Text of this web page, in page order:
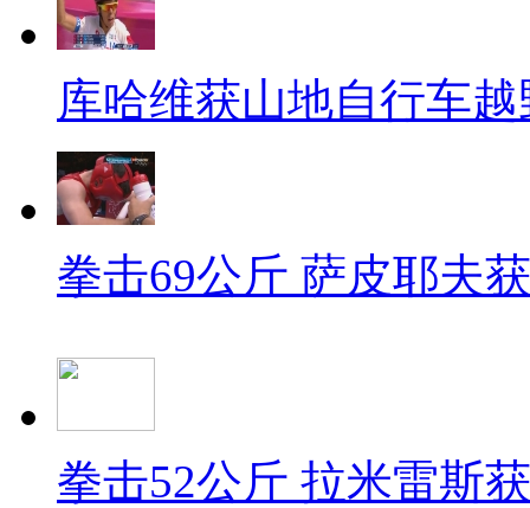
库哈维获山地自行车
拳击69公斤 萨皮耶夫
拳击52公斤 拉米雷斯